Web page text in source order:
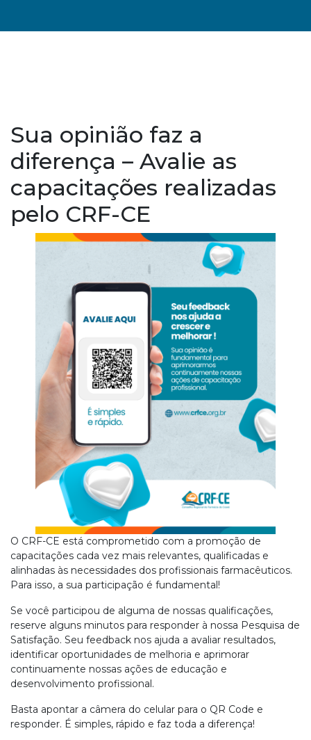
Sua opinião faz a
diferença – Avalie as
capacitações realizadas
pelo CRF-CE
O CRF-CE está comprometido com a promoção de
capacitações cada vez mais relevantes, qualificadas e
alinhadas às necessidades dos profissionais farmacêuticos.
Para isso, a sua participação é fundamental!
Se você participou de alguma de nossas qualificações,
reserve alguns minutos para responder à nossa Pesquisa de
Satisfação. Seu feedback nos ajuda a avaliar resultados,
identificar oportunidades de melhoria e aprimorar
continuamente nossas ações de educação e
desenvolvimento profissional.
Basta apontar a câmera do celular para o QR Code e
responder. É simples, rápido e faz toda a diferença!